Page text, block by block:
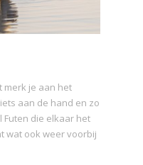
merk je aan het
aan de hand en zo
Futen die elkaar het
wat ook weer voorbij